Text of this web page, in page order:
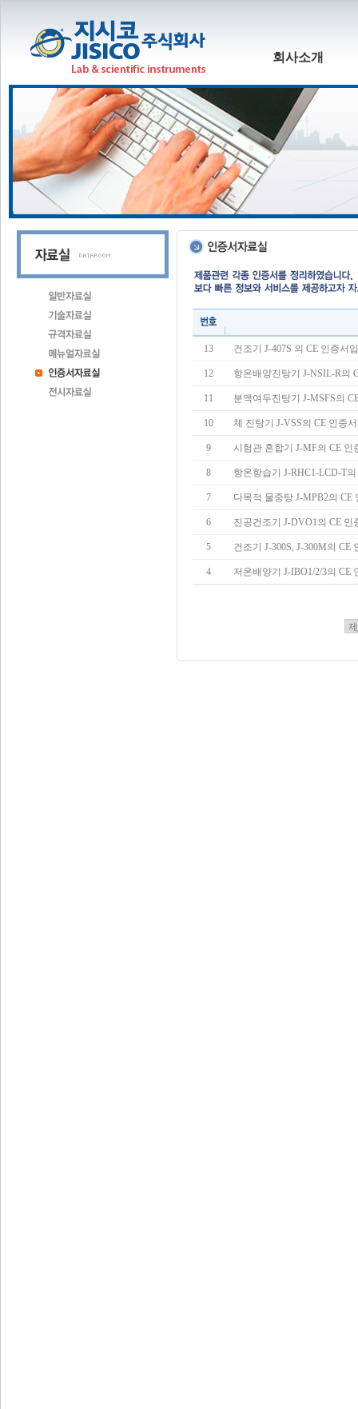
회사소개
13 건조기 J-407S 의 CE 인증서
12 항온배양진탕기 J-NSIL-R의
11 분액여두진탕기 J-MSFS의
10 체 진탕기 J-VSS의 CE 인증
9 시험관 혼합기 J-MF의 CE 인
8 항온항습기 J-RHC1-LCD-T
7 다목적 물중탕 J-MPB2의 CE
6 진공건조기 J-DVO1의 CE 인
5 건조기 J-300S, J-300M의 CE
4 저온배양기 J-IBO1/2/3의 CE